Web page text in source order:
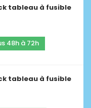
tableau à fusible
48h à 72h
tableau à fusible